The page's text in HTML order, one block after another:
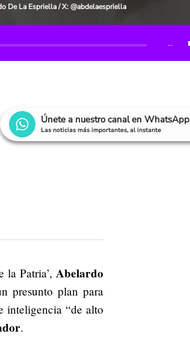
De La Espriella / X: @abdelaespriella
…
Únete a nuestro canal en WhatsApp
Las noticias más importantes, al instante
la Patria’, Abelardo
presunto plan para
inteligencia “de alto
.